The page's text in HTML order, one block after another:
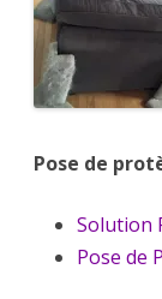
Pose de
Solution
Pose de